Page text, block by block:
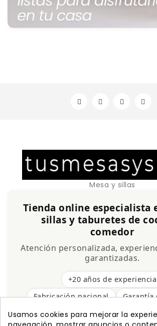
Mesa y sillas
Tienda online especialista
sillas y taburetes de
comedor
Atención personalizada,
garantizadas.
+20 años de experiencia
Fabricación nacional
Garantía
Envío gratis
Usamos cookies para mejorar la